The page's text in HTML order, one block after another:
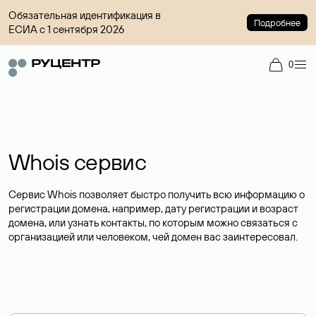
Обязательная идентификация в
ЕСИА с 1 сентября 2026
Подробнее
0
Whois сервис
Сервис Whois позволяет быстро получить всю информацию о
регистрации домена, например, дату регистрации и возраст
домена, или узнать контакты, по которым можно связаться с
организацией или человеком, чей домен вас заинтересовал.